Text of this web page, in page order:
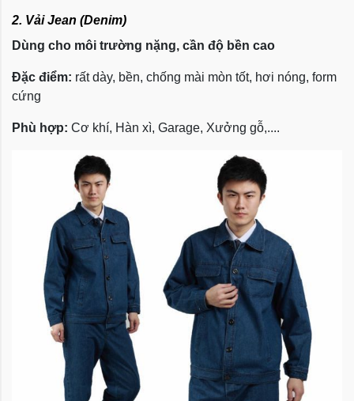
2. Vải Jean (Denim)
Dùng cho môi trường nặng, cần độ bền cao
Đặc điểm: rất dày, bền, chống mài mòn tốt, hơi nóng, form
cứng
Phù hợp: Cơ khí, Hàn xì, Garage, Xưởng gỗ,....